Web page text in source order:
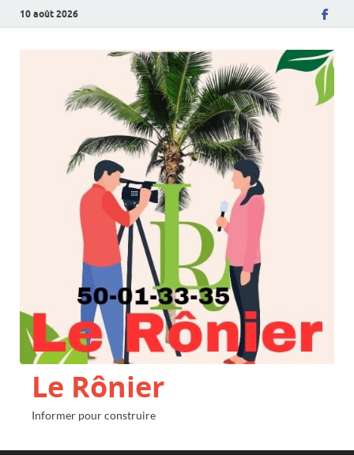
10 août 2026
Le Rônier
Informer pour construire